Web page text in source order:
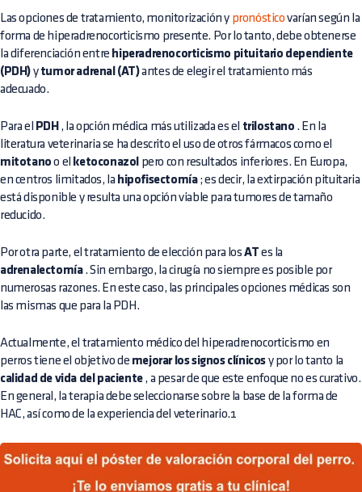
Las opciones de tratamiento, monitorización y pronóstico varían según la
forma de hiperadrenocorticismo presente. Por lo tanto, debe obtenerse
la diferenciación entre hiperadrenocorticismo pituitario dependiente
(PDH) y tumor adrenal (AT)antes de elegir el tratamiento más
adecuado.
Para el PDH , la opción médica más utilizada es el trilostano . En la
literatura veterinaria se ha descrito el uso de otros fármacos como el
mitotano o el ketoconazol pero con resultados inferiores. En Europa,
en centros limitados, la hipofisectomía; es decir, la extirpación pituitaria
está disponible y resulta una opción viable para tumores de tamaño
reducido.
Por otra parte, el tratamiento de elección para losAT es la
adrenalectomía. Sin embargo, la cirugía no siempre es posible por
numerosas razones. En este caso, las principales opciones médicas son
las mismas que para la PDH.
Actualmente, el tratamiento médico del hiperadrenocorticismo en
perros tiene el objetivo de mejorar los signos clínicos y por lo tanto la
calidad de vida del paciente, a pesar de que este enfoque no es curativo.
En general, la terapia debe seleccionarse sobre la base de la forma de
HAC, así como de la experiencia del veterinario.1